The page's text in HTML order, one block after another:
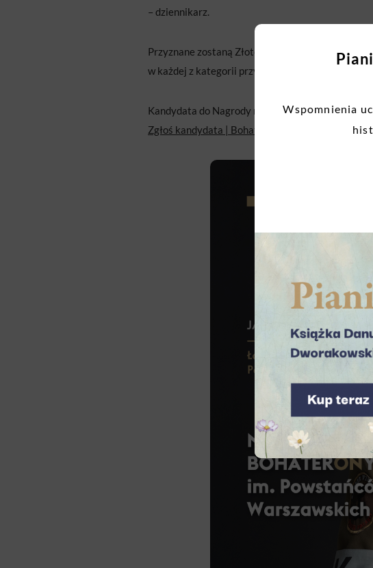
– dziennikarz.
Przyznane zostaną Złote, Srebrne i Brązowe
w każdej z kategorii przyznają Złote BohaterONy
Kandydata do Nagrody może zgłosić każda
Zgłoś kandydata | Bohateron
Wspomnienia